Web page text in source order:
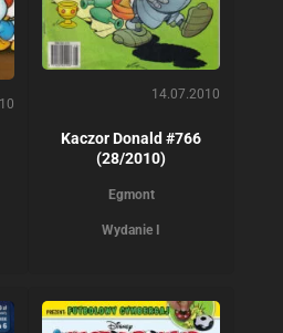
14.07.2010
Kaczor Donald #766
(28/2010)
Egmont
Wydanie I